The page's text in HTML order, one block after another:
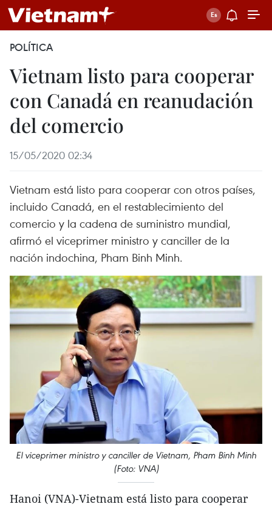
POLÍTICA
Vietnam listo para cooperar
con Canadá en reanudación
del comercio
15/05/2020 02:34
Vietnam está listo para cooperar con otros países,
incluido Canadá, en el restablecimiento del
comercio y la cadena de suministro mundial,
afirmó el viceprimer ministro y canciller de la
nación indochina, Pham Binh Minh.
El viceprimer ministro y canciller de Vietnam, Pham Binh Minh
(Foto: VNA)
Hanoi (VNA)-Vietnam está listo para cooperar